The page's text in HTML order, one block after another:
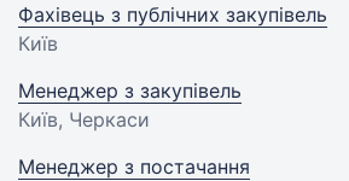
Фахівець з публічних закупівель
Київ
Менеджер з закупівель
Київ, Черкаси
Менеджер з постачання